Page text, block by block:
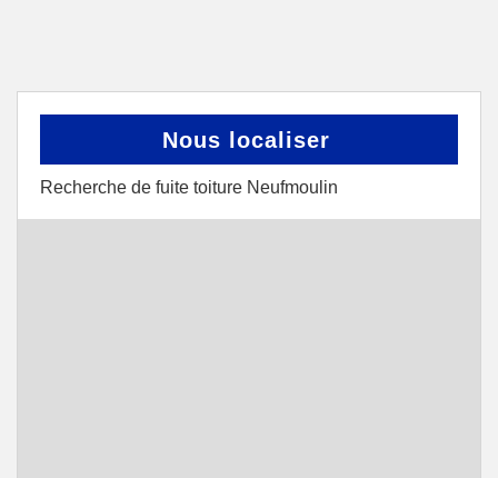
Nous localiser
Recherche de fuite toiture Neufmoulin